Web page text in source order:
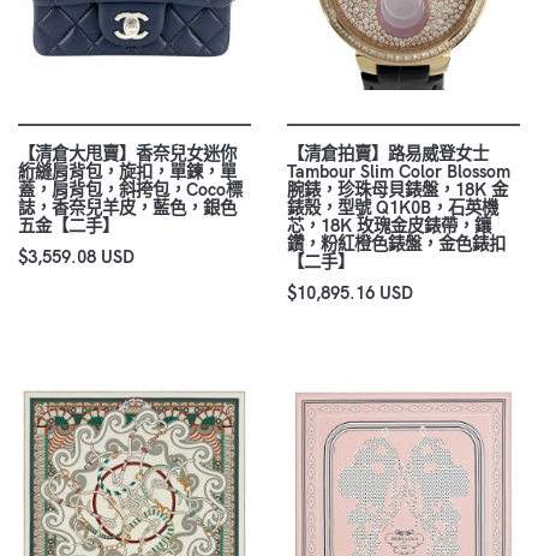
【清倉大甩賣】香奈兒女迷你
絎縫肩背包，旋扣，單鍊，單
蓋，肩背包，斜挎包，Coco標
誌，香奈兒羊皮，藍色，銀色
五金【二手】
$3,559.08 USD
【清倉拍賣】路易威登女士
Tambour Slim Color Blossom
腕錶，珍珠母貝錶盤，18K 金
錶殼，型號 Q1K0B，石英機
芯，18K 玫瑰金皮錶帶，鑲
鑽，粉紅橙色錶盤，金色錶扣
【二手】
$10,895.16 USD